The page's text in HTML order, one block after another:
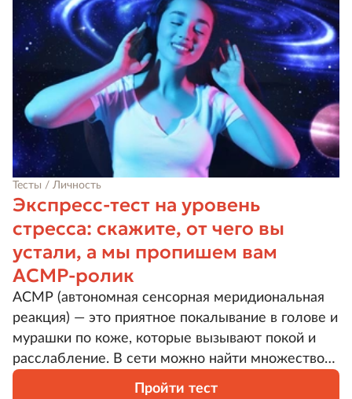
Тесты / Личность
Экспресс-тест на уровень
стресса: скажите, от чего вы
устали, а мы пропишем вам
АСМР-ролик
АСМР (автономная сенсорная меридиональная
реакция) — это приятное покалывание в голове и
мурашки по коже, которые вызывают покой и
расслабление. В сети можно найти множество
видео, которые порадуют вас этими звуками.
Пройти тест